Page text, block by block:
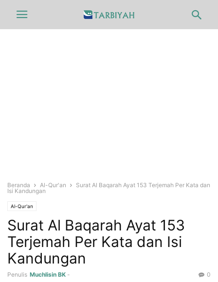
Beranda Al-Qur'an
Surat Al Baqarah Ayat 153 Terjemah Per Kata dan
Isi Kandungan
Al-Qur'an
Surat Al Baqarah Ayat 153
Terjemah Per Kata dan Isi
Kandungan
Penulis Muchlisin BK - 0